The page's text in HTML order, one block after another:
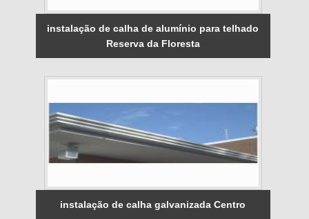
instalação de calha de alumínio para telhado
Reserva da Floresta
instalação de calha galvanizada Centro